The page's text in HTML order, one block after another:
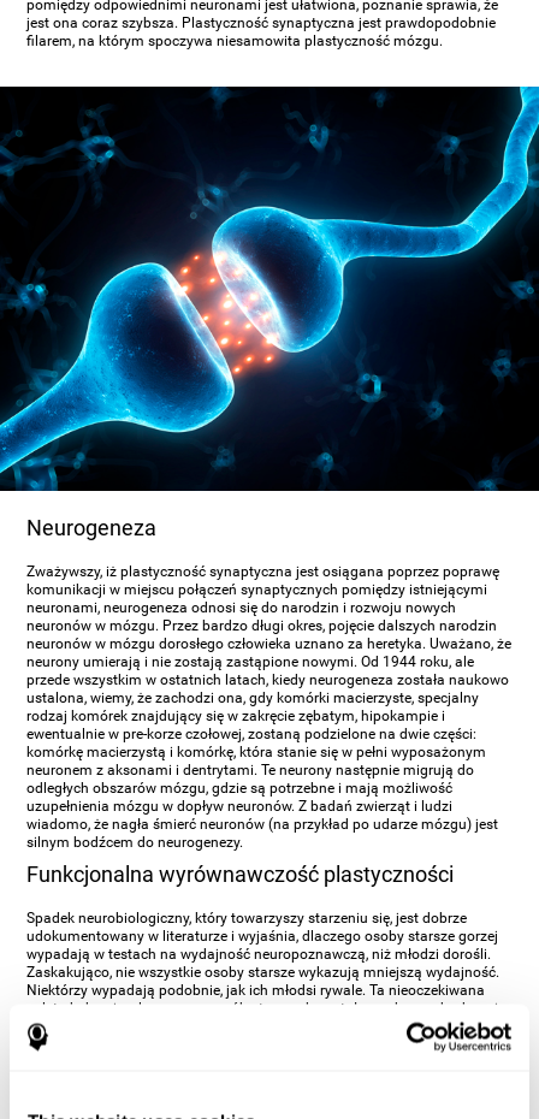
pomiędzy odpowiednimi neuronami jest ułatwiona, poznanie sprawia, że
jest ona coraz szybsza. Plastyczność synaptyczna jest prawdopodobnie
filarem, na którym spoczywa niesamowita plastyczność mózgu.
Neurogeneza
Zważywszy, iż plastyczność synaptyczna jest osiągana poprzez poprawę
komunikacji w miejscu połączeń synaptycznych pomiędzy istniejącymi
neuronami, neurogeneza odnosi się do narodzin i rozwoju nowych
neuronów w mózgu. Przez bardzo długi okres, pojęcie dalszych narodzin
neuronów w mózgu dorosłego człowieka uznano za heretyka. Uważano, że
neurony umierają i nie zostają zastąpione nowymi. Od 1944 roku, ale
przede wszystkim w ostatnich latach, kiedy neurogeneza została naukowo
ustalona, wiemy, że zachodzi ona, gdy komórki macierzyste, specjalny
rodzaj komórek znajdujący się w zakręcie zębatym, hipokampie i
ewentualnie w pre-korze czołowej, zostaną podzielone na dwie części:
komórkę macierzystą i komórkę, która stanie się w pełni wyposażonym
neuronem z aksonami i dentrytami. Te neurony następnie migrują do
odległych obszarów mózgu, gdzie są potrzebne i mają możliwość
uzupełnienia mózgu w dopływ neuronów. Z badań zwierząt i ludzi
wiadomo, że nagła śmierć neuronów (na przykład po udarze mózgu) jest
silnym bodźcem do neurogenezy.
Funkcjonalna wyrównawczość plastyczności
Spadek neurobiologiczny, który towarzyszy starzeniu się, jest dobrze
udokumentowany w literaturze i wyjaśnia, dlaczego osoby starsze gorzej
wypadają w testach na wydajność neuropoznawczą, niż młodzi dorośli.
Zaskakująco, nie wszystkie osoby starsze wykazują mniejszą wydajność.
Niektórzy wypadają podobnie, jak ich młodsi rywale. Ta nieoczekiwana
zaleta behawioralna u grupy osób starszych została naukowo zbadana i
stwierdzono, że podczas przetwarzania nowych informacji, osoby starsze
z dużą wydajnością wykorzystywały te same obszary mózgu, podobnie jak